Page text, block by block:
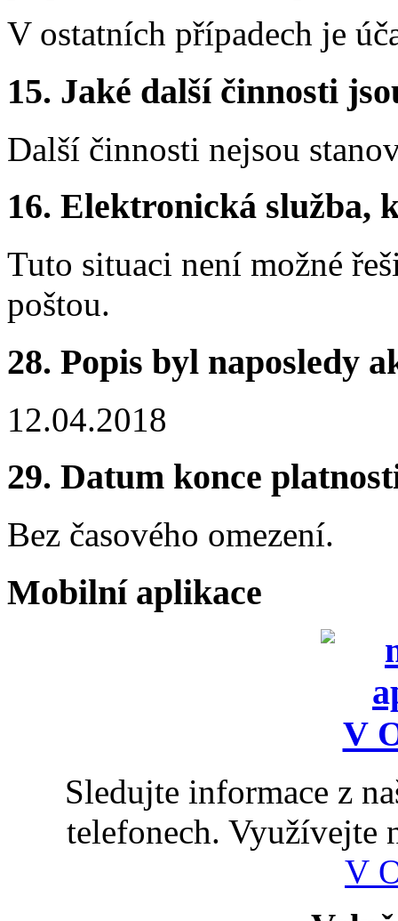
V ostatních případech je
15. Jaké další činnosti
Další činnosti nejsou
16. Elektronická služba,
Tuto situaci není možné
poštou.
28. Popis byl naposledy
12.04.2018
29. Datum konce
Bez časového omezení.
Mobilní aplikace
Sledujte informace z
telefonech. Využívejte
V